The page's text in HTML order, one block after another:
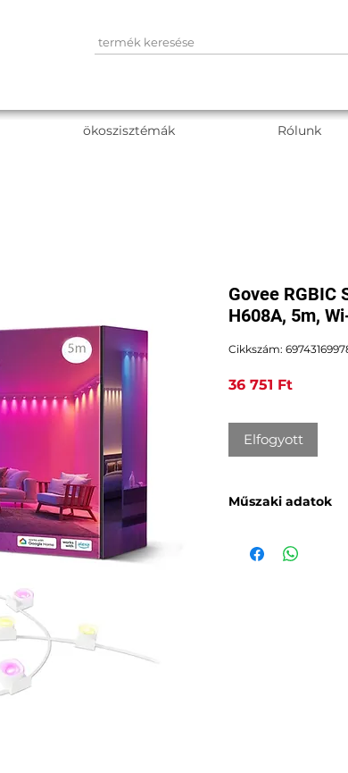
ökoszisztémák Rólunk
Govee RGBIC
H608A, 5m,
Cikkszám:
36 751 FtÁr
Elfogyott
Műszaki adatok
Modell:H608A